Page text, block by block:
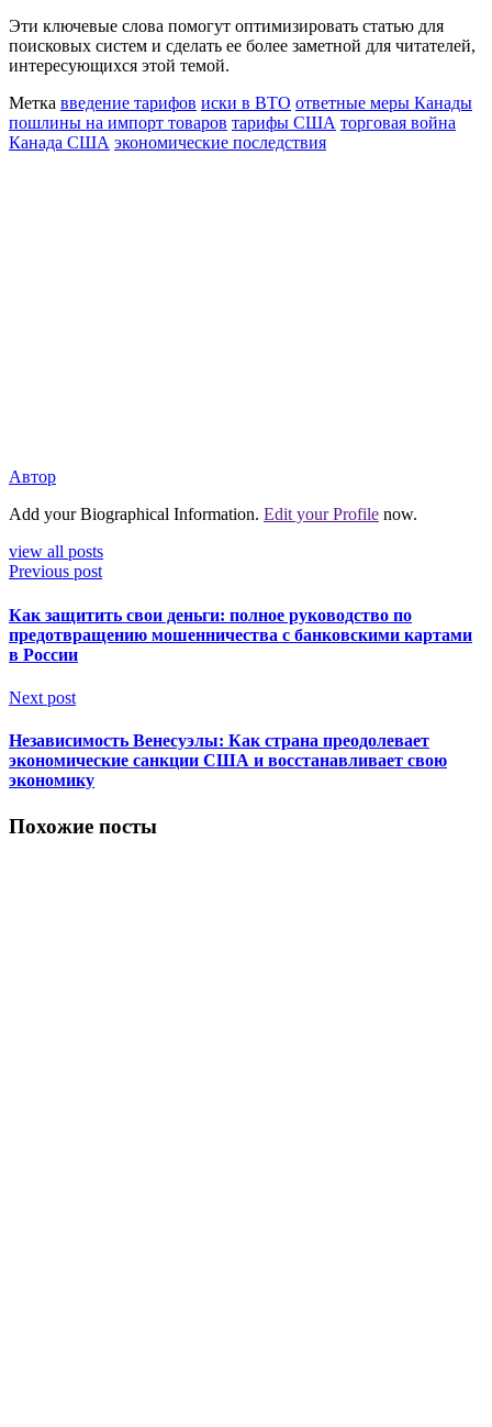
Эти ключевые слова помогут оптимизировать статью для
поисковых систем и сделать ее более заметной для читателей,
интересующихся этой темой.
Метка введение тарифов иски в ВТО ответные меры Канады
пошлины на импорт товаров тарифы США торговая война
Канада США экономические последствия
Автор
Add your Biographical Information. Edit your Profile now.
view all posts
Previous post
Как защитить свои деньги: полное руководство по
предотвращению мошенничества с банковскими картами
в России
Next post
Независимость Венесуэлы: Как страна преодолевает
экономические санкции США и восстанавливает свою
экономику
Похожие посты